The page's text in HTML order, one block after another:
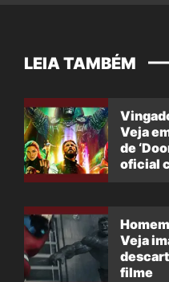
LEIA TAMBÉM
Veja
de
oficial
Veja
filme